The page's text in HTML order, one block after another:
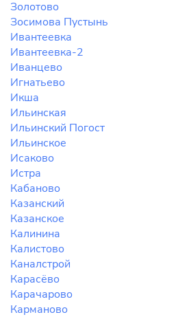
Золотово
Зосимова Пустынь
Ивантеевка
Ивантеевка-2
Иванцево
Игнатьево
Икша
Ильинская
Ильинский Погост
Ильинское
Исаково
Истра
Кабаново
Казанский
Казанское
Калинина
Калистово
Каналстрой
Карасёво
Карачарово
Карманово